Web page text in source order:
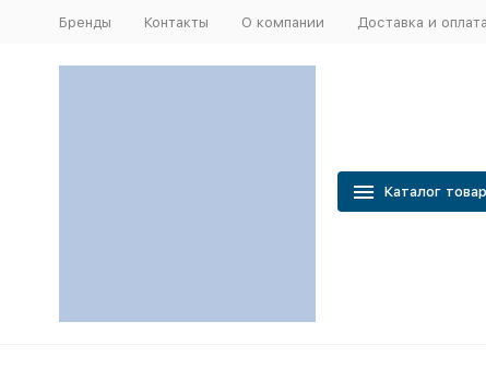
Бренды Контакты О компании Доставка и оплата
Каталог